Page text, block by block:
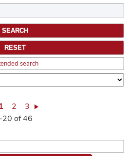
search
1 2
3
20 of 46